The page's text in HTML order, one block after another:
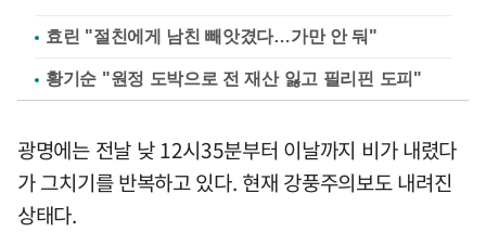
효린 "절친에게 남친 빼앗겼다…가만 안 둬"
황기순 "원정 도박으로 전 재산 잃고 필리핀 도피"
광명에는 전날 낮 12시35분부터 이날까지 비가 내렸다
가 그치기를 반복하고 있다. 현재 강풍주의보도 내려진
상태다.